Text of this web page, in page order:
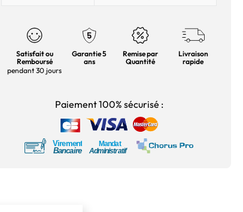
Satisfait ou
Remboursé
pendant 30 jours
Garantie 5
ans
Remise par
Quantité
Livraison
rapide
Paiement 100% sécurisé :